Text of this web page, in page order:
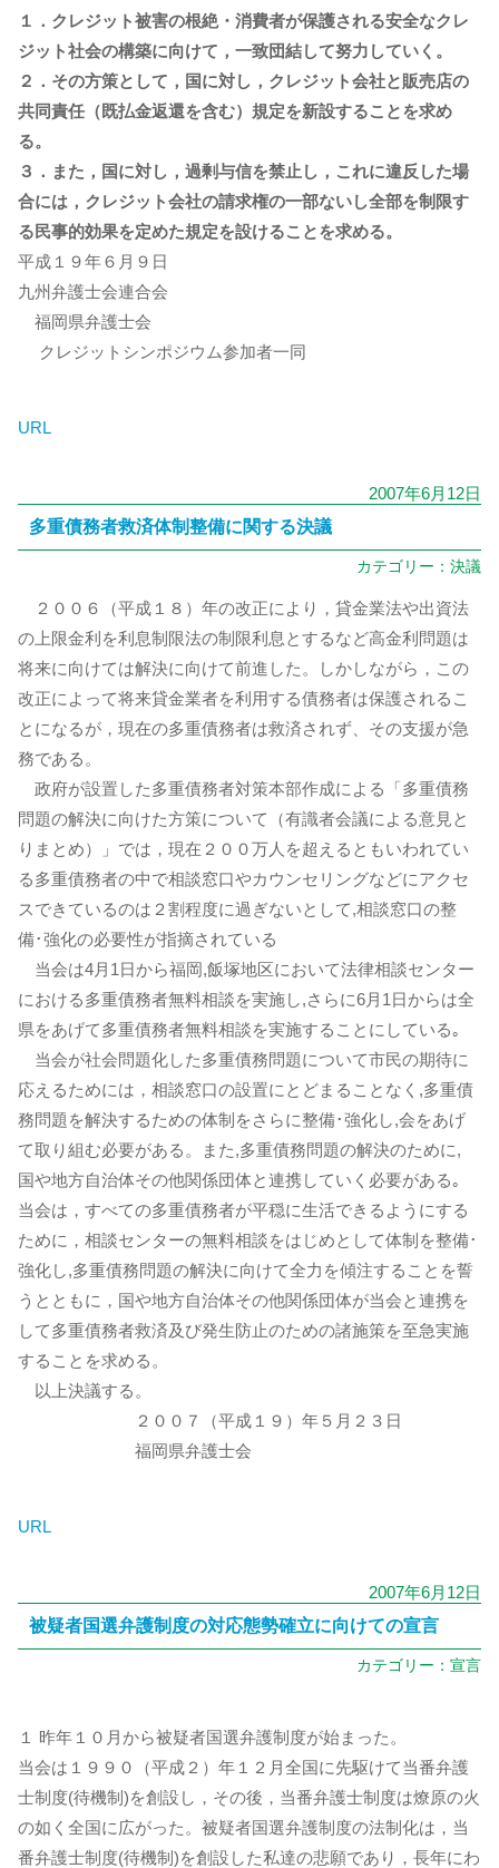
１．クレジット被害の根絶・消費者が保護される安全なクレ
ジット社会の構築に向けて，一致団結して努力していく。
２．その方策として，国に対し，クレジット会社と販売店の
共同責任（既払金返還を含む）規定を新設することを求め
る。
３．また，国に対し，過剰与信を禁止し，これに違反した場
合には，クレジット会社の請求権の一部ないし全部を制限す
る民事的効果を定めた規定を設けることを求める。
平成１９年６月９日
九州弁護士会連合会
福岡県弁護士会
クレジットシンポジウム参加者一同
URL
2007年6月12日
多重債務者救済体制整備に関する決議
カテゴリー： 決議
２００６（平成１８）年の改正により，貸金業法や出資法
の上限金利を利息制限法の制限利息とするなど高金利問題は
将来に向けては解決に向けて前進した。しかしながら，この
改正によって将来貸金業者を利用する債務者は保護されるこ
とになるが，現在の多重債務者は救済されず、その支援が急
務である。
政府が設置した多重債務者対策本部作成による「多重債務
問題の解決に向けた方策について（有識者会議による意見と
りまとめ）」では，現在２００万人を超えるともいわれてい
る多重債務者の中で相談窓口やカウンセリングなどにアクセ
スできているのは２割程度に過ぎないとして,相談窓口の整
備･強化の必要性が指摘されている
当会は4月1日から福岡,飯塚地区において法律相談センター
における多重債務者無料相談を実施し,さらに6月1日からは全
県をあげて多重債務者無料相談を実施することにしている｡
当会が社会問題化した多重債務問題について市民の期待に
応えるためには，相談窓口の設置にとどまることなく,多重債
務問題を解決するための体制をさらに整備･強化し,会をあげ
て取り組む必要がある。また,多重債務問題の解決のために,
国や地方自治体その他関係団体と連携していく必要がある｡
当会は，すべての多重債務者が平穏に生活できるようにする
ために，相談センターの無料相談をはじめとして体制を整備･
強化し,多重債務問題の解決に向けて全力を傾注することを誓
うとともに，国や地方自治体その他関係団体が当会と連携を
して多重債務者救済及び発生防止のための諸施策を至急実施
することを求める。
以上決議する。
２００７（平成１９）年５月２３日
福岡県弁護士会
URL
2007年6月12日
被疑者国選弁護制度の対応態勢確立に向けての宣言
カテゴリー： 宣言
１ 昨年１０月から被疑者国選弁護制度が始まった。
当会は１９９０（平成２）年１２月全国に先駆けて当番弁護
士制度(待機制)を創設し，その後，当番弁護士制度は燎原の火
の如く全国に広がった。被疑者国選弁護制度の法制化は，当
番弁護士制度(待機制)を創設した私達の悲願であり，長年にわ